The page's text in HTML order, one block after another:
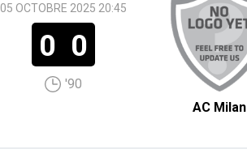
05 OCTOBRE 2025 20:45
0 0
'90
AC Milan